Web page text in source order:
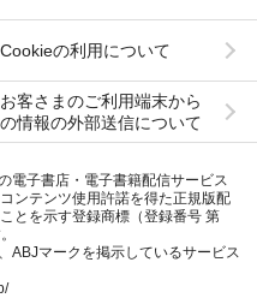
Cookieの利用について
お客さまのご利用端末から
の情報の外部送信について
電子書店・電子書籍配信サービス
ンテンツ使用許諾を得た正規版配
とを示す登録商標（登録番号 第
ABJマークを掲示しているサービス